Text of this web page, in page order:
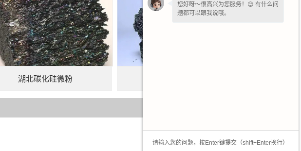
湖北碳化硅微粉
2025-05-06
您好呀～很高兴为您服务！😊 有什么问
题都可以跟我说哦。